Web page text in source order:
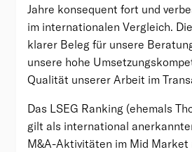
Jahre konsequent fort und
im internationalen Vergleich.
klarer Beleg für unsere
unsere hohe
Qualität unserer Arbeit im
Das LSEG Ranking (ehemals
gilt als international
M&A-Aktivitäten im Mid Market